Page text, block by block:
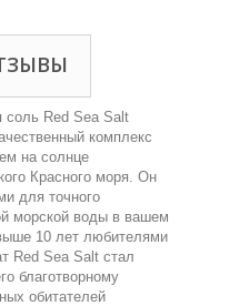
соль Red Sea Salt
комплекс
на солнце
Красного моря. Он
для точного
морской воды в вашем
10 лет любителями
Red Sea Salt стал
благотворному
обитателей